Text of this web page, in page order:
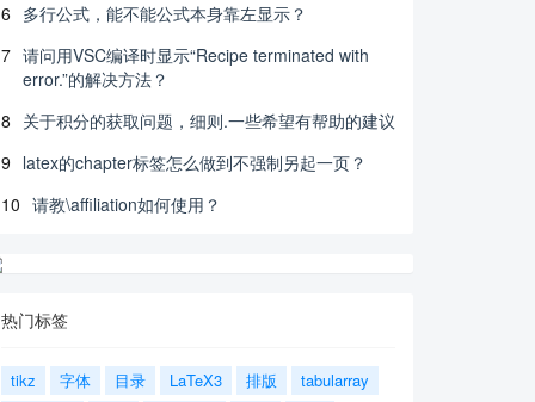
6 多行公式，能不能公式本身靠左显示？
7 请问用VSC编译时显示“Recipe terminated with
error.”的解决方法？
8 关于积分的获取问题，细则.一些希望有帮助的建议
9 latex的chapter标签怎么做到不强制另起一页？
10 请教\affiliation如何使用？
热门标签
tikz 字体 目录 LaTeX3 排版
tabularray